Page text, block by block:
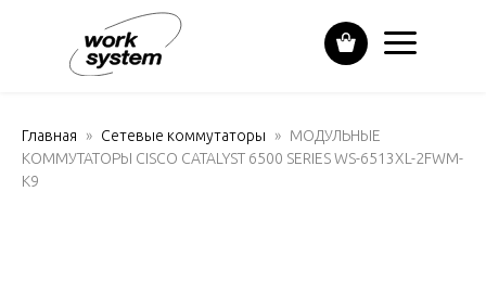
Главная Сетевые коммутаторы
МОДУЛЬНЫЕ
КОММУТАТОРЫ CISCO CATALYST 6500 SERIES WS-6513XL-2FWM-
K9